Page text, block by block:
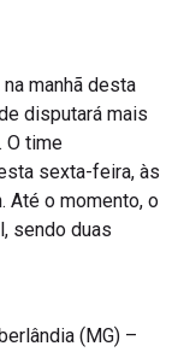
manhã desta
disputará mais
O time
sexta-feira, às
Até o momento, o
sendo duas
(MG) –